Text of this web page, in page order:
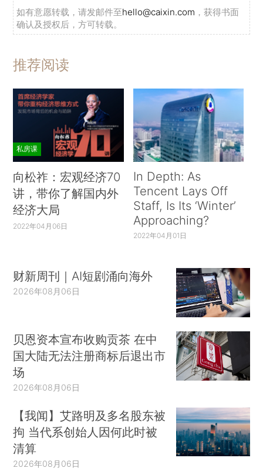
如有意愿转载，请发邮件至hello@caixin.com ，获得书面
确认及授权后，方可转载。
推荐阅读
私房课
向松祚：宏观经济70
讲，带你了解国内外
经济大局
2022年04月06日
In Depth: As
Tencent Lays Off
Staff, Is Its ‘Winter’
Approaching?
2022年04月01日
财新周刊｜AI短剧涌向海外
2026年08月06日
贝恩资本宣布收购贡茶 在中
国大陆无法注册商标后退出市
场
2026年08月06日
【我闻】艾路明及多名股东被
拘 当代系创始人因何此时被
清算
2026年08月06日